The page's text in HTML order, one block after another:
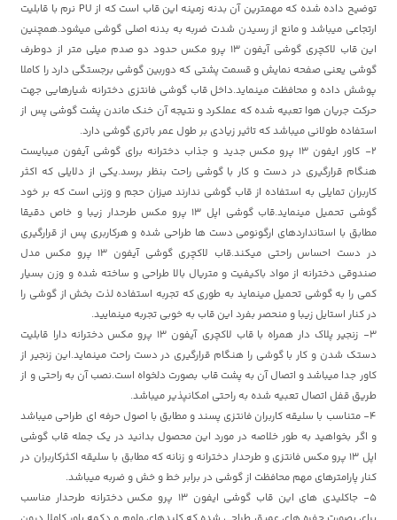
توضیح داده شده که مهمترین آن بدنه زمینه این قاب است که از PU نرم با قابلیت
ارتجاعی میباشد و مانع از رسیدن شدت ضربه به بدنه اصلی گوشی میشود.همچنین
اینقاب لاکچری گوشی آیفون 13 پرو مکس
حدود دو صدم میلی متر از دوطرف
گوشی یعنی صفحه نمایش و قسمت پشتی که دوربین گوشی برجستگی دارد را کاملا
پوشش داده و محافظت مینماید.داخل قاب گوشی فانتزی دخترانه شیارهایی جهت
حرکت جریان هوا تعبیه شده که عملکرد و نتیجه آن خنک ماندن پشت گوشی پس از
استفاده طولانی میباشد که تاثیر زیادی بر طول عمر باتری گوشی دارد.
2- کاور ایفون 13 پرو مکس
جدید و جذاب دخترانه برای گوشی آیفون میبایست
هنگام قرارگیری در دست و کار با گوشی راحت بنظر برسد.یکی از دلایلی که اکثر
کاربران تمایلی به استفاده از قاب گوشی ندارند میزان حجم و وزنی است که بر خود
گوشی تحمیل مینماید.قاب گوشی اپل 13 پرو مکس طرحدار زیبا و خاص
دقیقا
مطابق با استانداردهای ارگونومی دست ها طراحی شده و هرکاربری پس از قرارگیری
در دست احساس راحتی میکند.
قاب لاکچری گوشی آیفون 13 پرو مکس مدل
صندوقی دخترانه از مواد باکیفیت و متریال بالا طراحی و ساخته شده و وزن بسیار
کمی را به گوشی تحمیل مینماید به طوری که تجربه استفاده لذت بخش از گوشی را
در کنار استایل زیبا و منحصر بفرد این قاب به خوبی تجربه مینمایید.
3- زنجیر پلاک دار همراه با
قاب لاکچری آیفون 13 پرو مکس دخترانه دارا قابلیت
دستک شدن و کار با گوشی را هنگام قرارگیری در دست راحت مینماید.این زنجیر از
کاور جدا میباشد و اتصال آن به پشت قاب بصورت دلخواه است.نصب آن به راحتی و از
طریق قفل اتصال تعبیه شده به راحتی امکانپذیر میباشد.
4- متناسب با سلیقه کاربران فانتزی پسند و مطابق با اصول حرفه ای طراحی میباشد
و اگر بخواهید به طور خلاصه در مورد این محصول بدانید در یک جمله قاب گوشی
اپل 13 پرو مکس
فانتزی و طرحدار دخترانه و زنانه که مطابق با سلیقه اکثرکاربران در
کنار پارامترهای مهم محافظت از گوشی در برابر خط و خش و ضربه میباشد.
5- جاکلیدی های این قاب گوشی ایفون 13 پرو مکس
دخترانه طرحدار مناسب